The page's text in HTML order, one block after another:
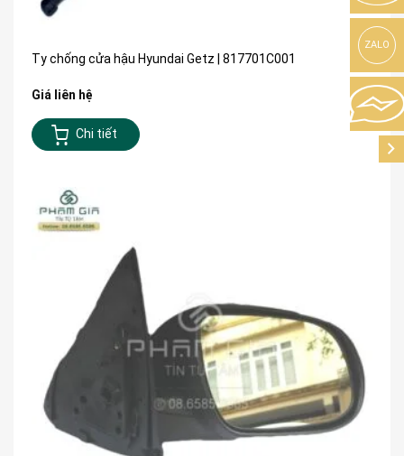
Ty chống cửa hậu Hyundai Getz | 817701C001
Giá liên hệ
Chi tiết
ZALO